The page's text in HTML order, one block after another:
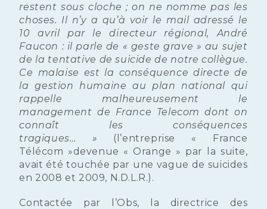
restent sous cloche ; on ne nomme pas les
choses. Il n’y a qu’à voir le mail adressé le
10 avril par le directeur régional, André
Faucon : il parle de « geste grave » au sujet
de la tentative de suicide de notre collègue.
Ce malaise est la conséquence directe de
la gestion humaine au plan national qui
rappelle malheureusement le
management de France Telecom dont on
connaît les conséquences
tragiques… » (l’entreprise « France
Télécom »devenue « Orange » par la suite,
avait été touchée par une vague de suicides
en 2008 et 2009, N.D.L.R.).
Contactée par l’Obs, la directrice des